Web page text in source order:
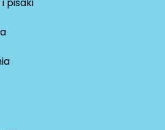
pisaki